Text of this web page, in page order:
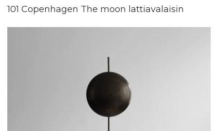
101 Copenhagen The moon lattiavalaisin